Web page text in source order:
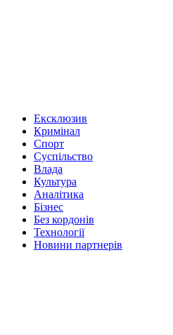
Ексклюзив
Кримінал
Спорт
Суспільство
Влада
Культура
Аналітика
Бізнес
Без кордонів
Технології
Новини партнерів